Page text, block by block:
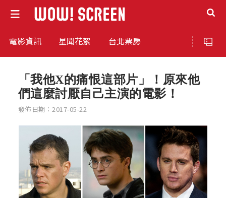
電影資訊 星聞花絮 台北票房
「我他X的痛恨這部片」！原來他
們這麼討厭自己主演的電影！
發佈日期：2017-05-22